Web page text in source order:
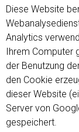
Diese Website
Analytics
Ihrem Computer
der Benutzung
den Cookie
dieser Website
Server von
gespeichert.